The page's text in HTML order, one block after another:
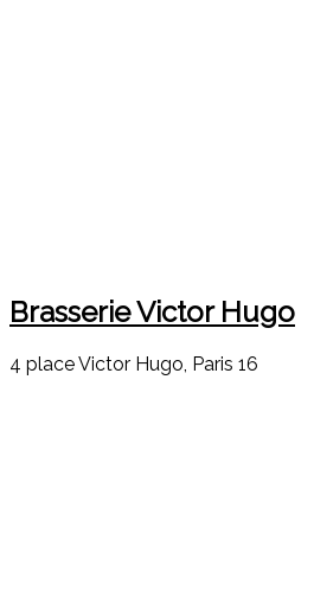
Brasserie Victor Hugo
4 place Victor Hugo, Paris 16